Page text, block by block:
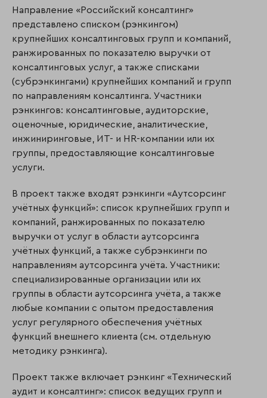
Направление «Российский консалтинг»
представлено списком (рэнкингом)
крупнейших консалтинговых групп и компаний,
ранжированных по показателю выручки от
консалтинговых услуг, а также списками
(субрэнкингами) крупнейших компаний и групп
по направлениям консалтинга. Участники
рэнкингов: консалтинговые, аудиторские,
оценочные, юридические, аналитические,
инжиниринговые, ИТ- и HR-компании или их
группы, предоставляющие консалтинговые
услуги.
В проект также входят рэнкинги «Аутсорсинг
учётных функций»: список крупнейших групп и
компаний, ранжированных по показателю
выручки от услуг в области аутсорсинга
учётных функций, а также субрэнкинги по
направлениям аутсорсинга учёта. Участники:
специализированные организации или их
группы в области аутсорсинга учёта, а также
любые компании с опытом предоставления
услуг регулярного обеспечения учётных
функций внешнего клиента (см. отдельную
методику рэнкинга).
Проект также включает рэнкинг «Технический
аудит и консалтинг»: список ведущих групп и